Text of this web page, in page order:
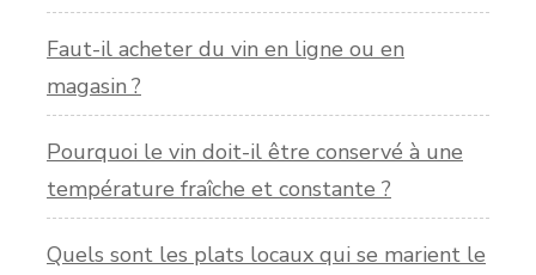
Faut-il acheter du vin en ligne ou en
magasin ?
Pourquoi le vin doit-il être conservé à une
température fraîche et constante ?
Quels sont les plats locaux qui se marient le